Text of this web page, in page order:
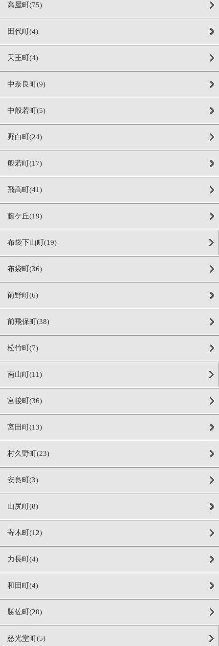
高屋町(75)
田代町(4)
天王町(4)
中奈良町(9)
中般若町(5)
野白町(24)
般若町(17)
飛高町(41)
藤ケ丘(19)
布袋下山町(19)
布袋町(36)
前野町(6)
前飛保町(38)
松竹町(7)
南山町(11)
宮後町(36)
宮田町(13)
村久野町(23)
安良町(3)
山尻町(8)
寄木町(12)
力長町(4)
和田町(4)
勝佐町(20)
慈光堂町(5)